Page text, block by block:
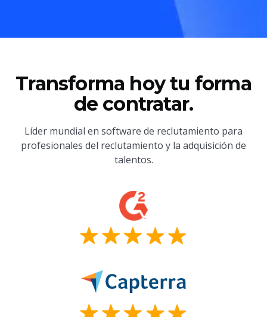
Transforma hoy tu forma
de contratar.
Líder mundial en software de reclutamiento para
profesionales del reclutamiento y la adquisición de
talentos.